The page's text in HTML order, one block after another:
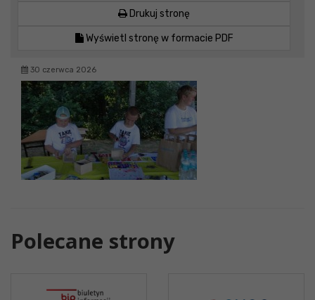
Drukuj stronę
Wyświetl stronę w formacie PDF
30 czerwca 2026
Polecane strony